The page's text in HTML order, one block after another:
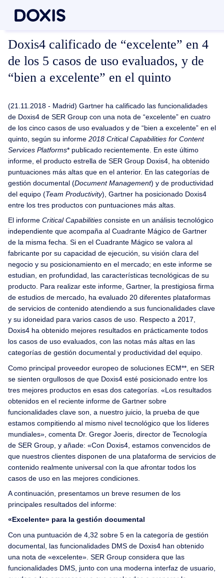
Doxis4 calificado de “excelente” en 4
de los 5 casos de uso evaluados, y de
“bien a excelente” en el quinto
(21.11.2018 - Madrid) Gartner ha calificado las funcionalidades
de Doxis4 de SER Group con una nota de “excelente” en cuatro
de los cinco casos de uso evaluados y de “bien a excelente” en el
quinto, según su informe 2018 Critical Capabilities for Content
Services Platforms* publicado recientemente. En este último
informe, el producto estrella de SER Group Doxis4, ha obtenido
puntuaciones más altas que en el anterior. En las categorías de
gestión documental (Document Management) y de productividad
del equipo (Team Productivity), Gartner ha posicionado Doxis4
entre los tres productos con puntuaciones más altas.
El informe Critical Capabilities consiste en un análisis tecnológico
independiente que acompaña al Cuadrante Mágico de Gartner
de la misma fecha. Si en el Cuadrante Mágico se valora al
fabricante por su capacidad de ejecución, su visión clara del
negocio y su posicionamiento en el mercado; en este informe se
estudian, en profundidad, las características tecnológicas de su
producto. Para realizar este informe, Gartner, la prestigiosa firma
de estudios de mercado, ha evaluado 20 diferentes plataformas
de servicios de contenido atendiendo a sus funcionalidades clave
y su idoneidad para varios casos de uso. Respecto a 2017,
Doxis4 ha obtenido mejores resultados en prácticamente todos
los casos de uso evaluados, con las notas más altas en las
categorías de gestión documental y productividad del equipo.
Como principal proveedor europeo de soluciones ECM**, en SER
se sienten orgullosos de que Doxis4 esté posicionado entre los
tres mejores productos en esas dos categorías. «Los resultados
obtenidos en el reciente informe de Gartner sobre
funcionalidades clave son, a nuestro juicio, la prueba de que
estamos compitiendo al mismo nivel tecnológico que los líderes
mundiales», comenta Dr. Gregor Joeris, director de Tecnología
de SER Group, y añade: «Con Doxis4, estamos convencidos de
que nuestros clientes disponen de una plataforma de servicios de
contenido realmente universal con la que afrontar todos los
casos de uso en las mejores condiciones.
A continuación, presentamos un breve resumen de los
principales resultados del informe:
«Excelente» para la gestión documental
Con una puntuación de 4,32 sobre 5 en la categoría de gestión
documental, las funcionalidades DMS de Doxis4 han obtenido
una nota de «excelente». SER Group considera que las
funcionalidades DMS, junto con una moderna interfaz de usuario,